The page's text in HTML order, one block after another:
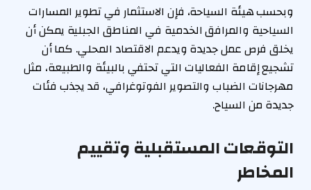
وبحسب هيئة السياحة، فإن الاستثمار في تطوير المسارات
السياحية والمرافق الخدمية في المناطق الجبلية يمكن أن
يخلق فرص عمل جديدة ويدعم الاقتصاد المحلي. كما أن
تشجيع إقامة الفعاليات التي تحتفي بالبيئة والطبيعة، مثل
مهرجانات الضباب والتصوير الفوتوغرافي، قد يجذب فئات
جديدة من السياح.
التوقعات المستقبلية وتقييم
المخاطر